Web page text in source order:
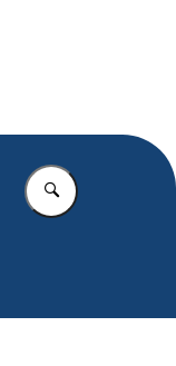
Vul in wat u